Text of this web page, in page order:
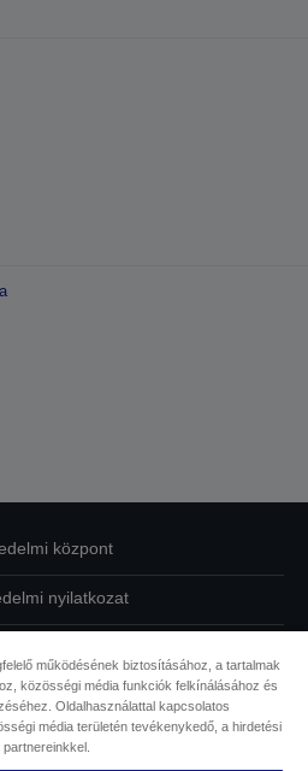
központ
nyilatkozat
információk
működésének biztosításához, a tartalmak
közösségi média funkciók felkínálásához és
Oldalhasználattal kapcsolatos
média területén tevékenykedő, a hirdetési